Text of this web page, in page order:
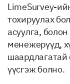
LimeSurvey-
тохируулах
асуулга,
менежерүүд,
шаардлагатай
үүсгэж болно.